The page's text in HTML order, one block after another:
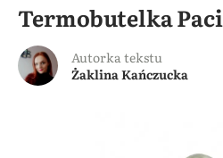
Termobutelka
Autorka tekstu
Żaklina Kańczucka